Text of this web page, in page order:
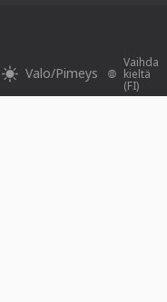
Valo/Pimeys
Vaihda
kieltä
(FI)